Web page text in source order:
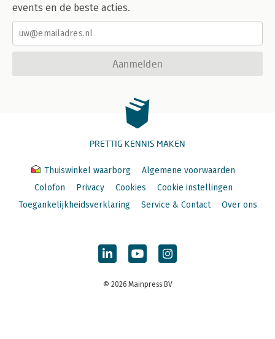
events en de beste acties.
Aanmelden
PRETTIG KENNIS MAKEN
Thuiswinkel waarborg
Algemene voorwaarden
Colofon
Privacy Cookies
Cookie instellingen
Toegankelijkheidsverklaring
Service & Contact Over ons
© 2026 Mainpress BV